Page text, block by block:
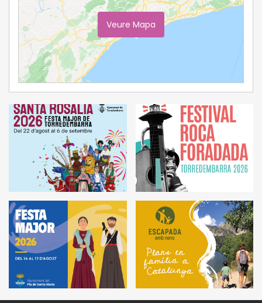
Veure Mapa